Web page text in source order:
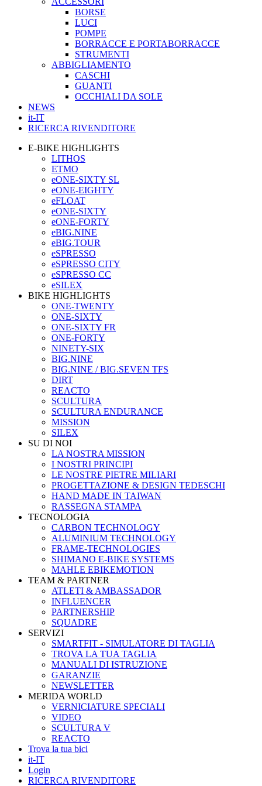
BORSE
LUCI
POMPE
BORRACCE E PORTABORRACCE
STRUMENTI
ABBIGLIAMENTO
CASCHI
GUANTI
OCCHIALI DA SOLE
NEWS
it-IT
RICERCA RIVENDITORE
E-BIKE HIGHLIGHTS
LITHOS
ETMO
eONE-SIXTY SL
eONE-EIGHTY
eFLOAT
eONE-SIXTY
eONE-FORTY
eBIG.NINE
eBIG.TOUR
eSPRESSO
eSPRESSO CITY
eSPRESSO CC
eSILEX
BIKE HIGHLIGHTS
ONE-TWENTY
ONE-SIXTY
ONE-SIXTY FR
ONE-FORTY
NINETY-SIX
BIG.NINE
BIG.NINE / BIG.SEVEN TFS
DIRT
REACTO
SCULTURA
SCULTURA ENDURANCE
MISSION
SILEX
SU DI NOI
LA NOSTRA MISSION
I NOSTRI PRINCIPI
LE NOSTRE PIETRE MILIARI
PROGETTAZIONE & DESIGN TEDESCHI
HAND MADE IN TAIWAN
RASSEGNA STAMPA
TECNOLOGIA
CARBON TECHNOLOGY
ALUMINIUM TECHNOLOGY
FRAME-TECHNOLOGIES
SHIMANO E-BIKE SYSTEMS
MAHLE EBIKEMOTION
TEAM & PARTNER
ATLETI & AMBASSADOR
INFLUENCER
PARTNERSHIP
SQUADRE
SERVIZI
SMARTFIT - SIMULATORE DI TAGLIA
TROVA LA TUA TAGLIA
MANUALI DI ISTRUZIONE
GARANZIE
NEWSLETTER
MERIDA WORLD
VERNICIATURE SPECIALI
VIDEO
SCULTURA V
REACTO
Trova la tua bici
it-IT
Login
RICERCA RIVENDITORE